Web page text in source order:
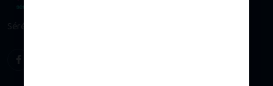
Sérénité & plaisir d’allaiter